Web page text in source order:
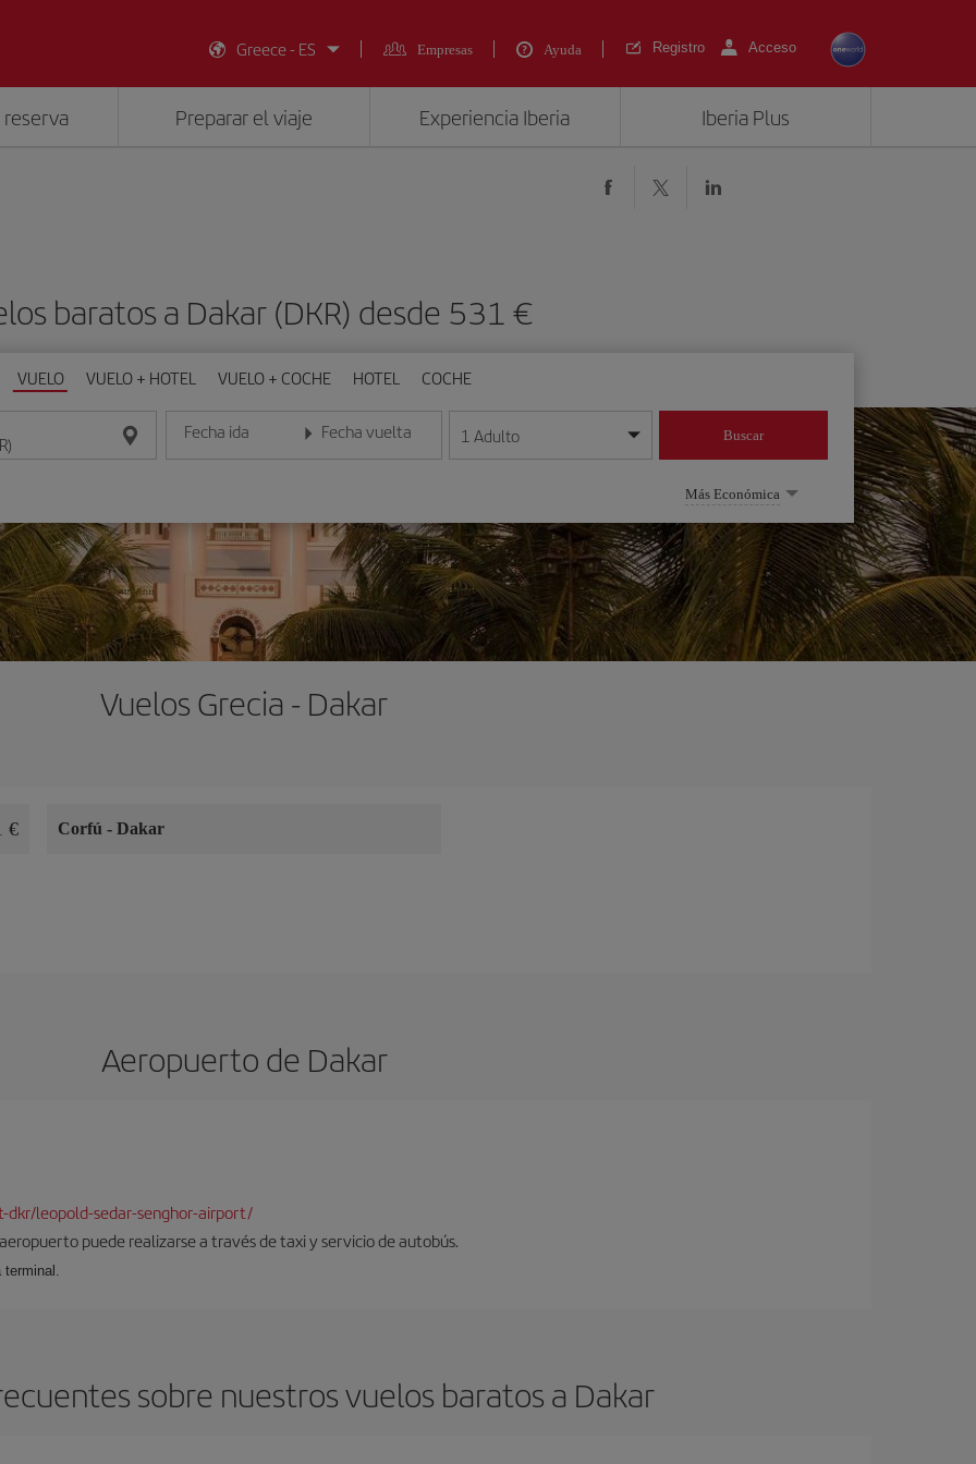
Greece - ES
Empresas Ayuda Registro Acceso
Preparar el viaje Experiencia Iberia Iberia Plus
baratos a Dakar (DKR) desde 531 €
VUELO VUELO + HOTEL VUELO + COCHE HOTEL COCHE
Fecha ida
Introduce la fecha en formato día/mes/año
Fecha vuelta
Introduce la fecha en formato día/mes/año
1 Adulto Buscar
Más Económica
Vuelos Grecia - Dakar
€ Corfú - Dakar
Aeropuerto de Dakar
leopold-sedar-senghor-airport/
puede realizarse a través de taxi y servicio de autobús.
sobre nuestros vuelos baratos a Dakar